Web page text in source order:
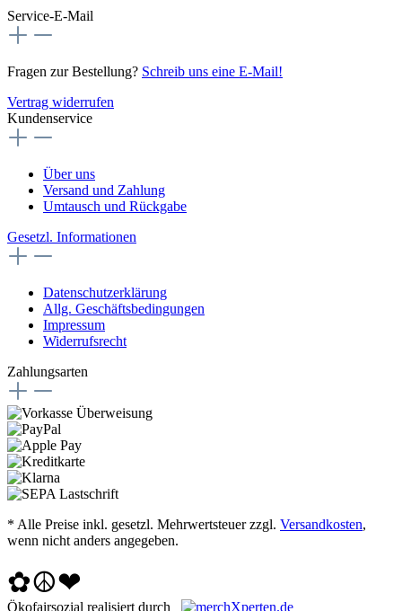
Service-E-Mail
Fragen zur Bestellung? Schreib uns eine E-Mail!
Vertrag widerrufen
Kundenservice
Über uns
Versand und Zahlung
Umtausch und Rückgabe
Gesetzl. Informationen
Datenschutzerklärung
Allg. Geschäftsbedingungen
Impressum
Widerrufsrecht
Zahlungsarten
* Alle Preise inkl. gesetzl. Mehrwertsteuer zzgl. Versandkosten,
wenn nicht anders angegeben.
✿☮❤
Ökofairsozial realisiert durch